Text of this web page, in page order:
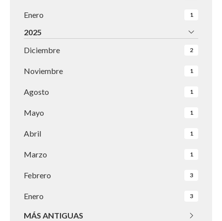
Enero 1
2025
Diciembre
2
Noviembre 1
Agosto 1
Mayo 1
Abril 1
Marzo 1
Febrero 3
Enero 3
MÁS ANTIGUAS